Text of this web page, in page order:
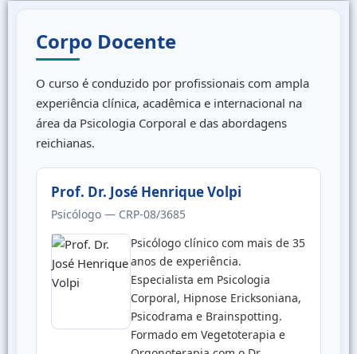
Corpo Docente
O curso é conduzido por profissionais com ampla
experiência clínica, acadêmica e internacional na
área da Psicologia Corporal e das abordagens
reichianas.
Prof. Dr. José Henrique Volpi
Psicólogo — CRP-08/3685
Psicólogo clínico com mais de 35
anos de experiência.
Especialista em Psicologia
Corporal, Hipnose Ericksoniana,
Psicodrama e Brainspotting.
Formado em Vegetoterapia e